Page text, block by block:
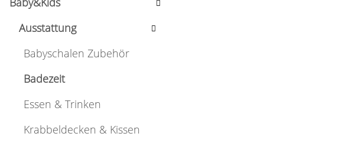
Ausstattung
Babyschalen Zubehör
Badezeit
Essen & Trinken
Krabbeldecken & Kissen